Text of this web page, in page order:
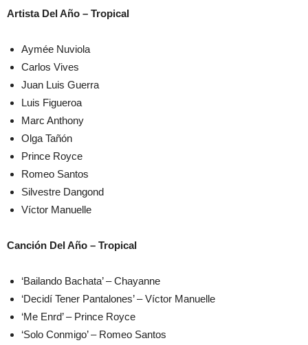
Artista Del Año – Tropical
Aymée Nuviola
Carlos Vives
Juan Luis Guerra
Luis Figueroa
Marc Anthony
Olga Tañón
Prince Royce
Romeo Santos
Silvestre Dangond
Víctor Manuelle
Canción Del Año – Tropical
‘Bailando Bachata’ – Chayanne
‘Decidí Tener Pantalones’ – Víctor Manuelle
‘Me Enrd’ – Prince Royce
‘Solo Conmigo’ – Romeo Santos